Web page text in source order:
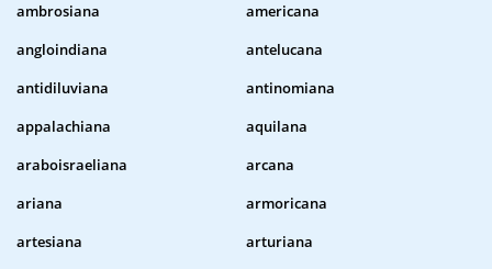
ambrosiana
americana
angloindiana
antelucana
antidiluviana
antinomiana
appalachiana
aquilana
araboisraeliana
arcana
ariana
armoricana
artesiana
arturiana